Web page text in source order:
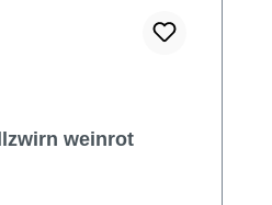
weinrot